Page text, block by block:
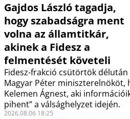
Gajdos László tagadja,
hogy szabadságra ment
volna az államtitkár,
akinek a Fidesz a
felmentését követeli
Fidesz-frakció csütörtök
Magyar Péter miniszterelnököt,
Kelemen Ágnest, aki
pihent” a válsághelyzet idején.
2026.08.06 18:25